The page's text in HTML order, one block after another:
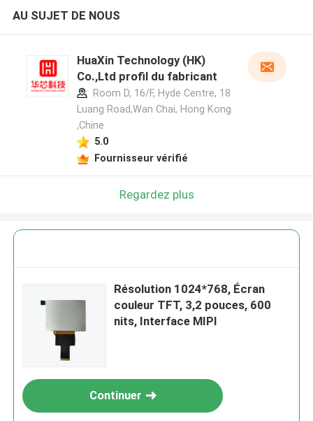
AU SUJET DE NOUS
HuaXin Technology (HK)
Co.,Ltd profil du fabricant
Room D, 16/F, Hyde Centre, 18
Luang Road,Wan Chai, Hong Kong
,Chine
5.0
Fournisseur vérifié
Regardez plus
Résolution 1024*768, Écran
couleur TFT, 3,2 pouces, 600
nits, Interface MIPI
Continuer